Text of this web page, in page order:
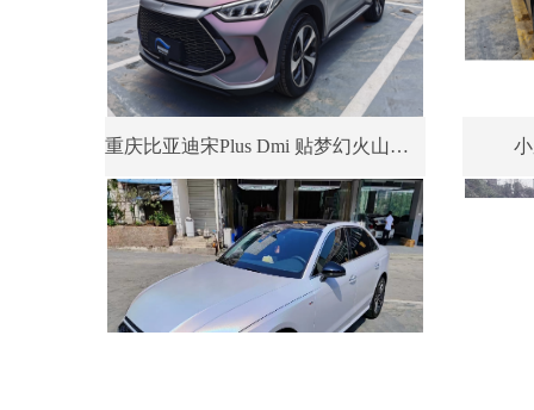
重庆比亚迪宋Plus Dmi 贴梦幻火山灰改色膜